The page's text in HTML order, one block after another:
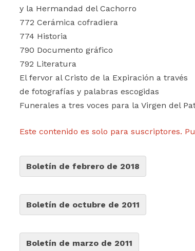
y la Hermandad del Cachorro
772 Cerámica cofradiera
774 Historia
790 Documento gráfico
792 Literatura
El fervor al Cristo de la Expiración a través
de fotografías y palabras escogidas
Funerales a tres voces para la Virgen del
Este contenido es solo para suscriptores.
Boletín de febrero de 2018
Boletín de octubre de 2011
Boletín de marzo de 2011